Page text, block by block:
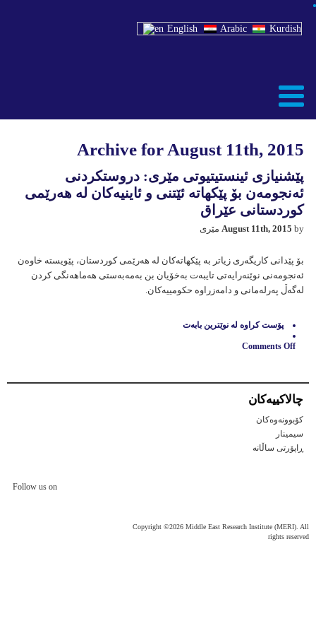
English Arabic Kurdish
Archive for August 11th, 2015
پێشنیازی ئینستیتیوتی مێری: دروستکردنی
ئەنجومەن بۆ پێکهاتە ئێتنی و ئاینیەکان لە هەرێمی
کوردستانی عێراق
August 11th, 2015 by مێری
بۆ پێدانی کاریگەری زیاتر بە پێکهاتەکان لە هەرێمی کوردستان، پێویستە خاوەن
ئەنجومەنی نوێنەرایەتی تایبەت بەخۆیان بن بەمەبەستی هەماهەنگی کردن
لەگەڵ پەرلەمانی و دامەزراوە حکومییەکان.
پۆست كراوه‌ له‌ نوێترين بابه‌ت
Comments Off
دروستکردنی
بۆ
پێکهاتە
و
چالاكییه‌كان
کۆبوونەوەکان
سیمینار
ڕاپۆرتی ساڵانه
Follow us on
Copyright ©2026 Middle East Research Institute (MERI). All
rights reserved